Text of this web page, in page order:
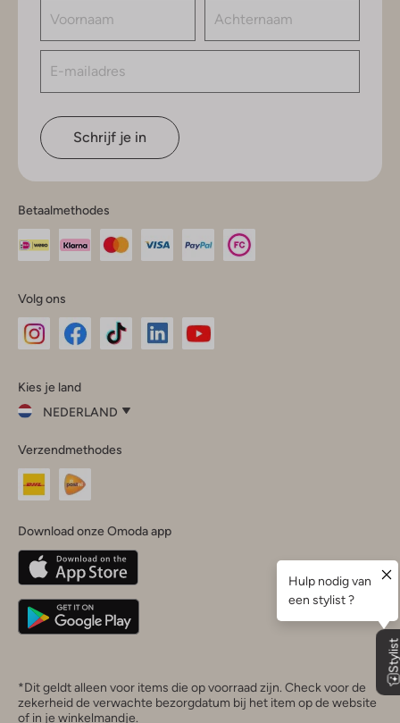
Schrijf je in
Betaalmethodes
Volg ons
InstagramFacebook
Kies je land
NEDERLAND
je
land
Nederland
Belgique(Français)
Deutschland
Verzendmethodes
Download onze Omoda app
*Dit geldt alleen voor items die op voorraad zijn. Check voor de
zekerheid de verwachte bezorgdatum bij het item op de website
of in je winkelmandje.